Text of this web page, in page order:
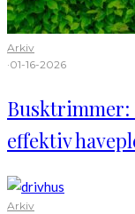
Arkiv
·01-16-2026
effektiv
Arkiv